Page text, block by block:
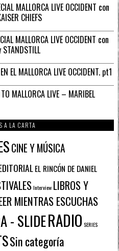
MALLORCA LIVE OCCIDENT con
CHIEFS
MALLORCA LIVE OCCIDENT con
EL MALLORCA LIVE OCCIDENT. pt1
MALLORCA LIVE – MARIBEL
A LA CARTA
CINE Y MÚSICA
EL RINCÓN DE DANIEL
Interview LIBROS Y
MIENTRAS ESCUCHAS
- SLIDERADIO SERIES
Sin categoría